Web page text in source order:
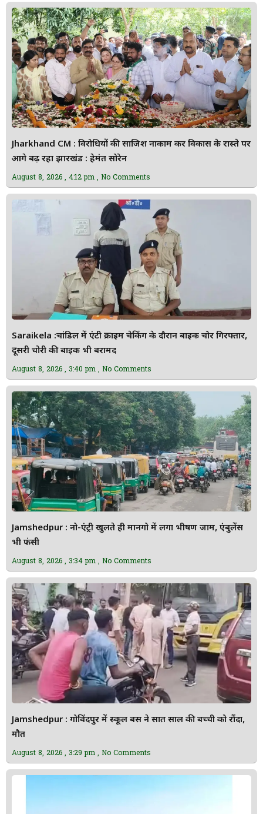
Jharkhand CM : विरोधियों की साजिश नाकाम कर विकास के रास्ते पर
आगे बढ़ रहा झारखंड : हेमंत सोरेन
August 8, 2026 4:12 pm No Comments
Saraikela :चांडिल में एंटी क्राइम चेकिंग के दौरान बाइक चोर गिरफ्तार,
दूसरी चोरी की बाइक भी बरामद
August 8, 2026 3:40 pm No Comments
Jamshedpur : नो-एंट्री खुलते ही मानगो में लगा भीषण जाम, एंबुलेंस
भी फंसी
August 8, 2026 3:34 pm No Comments
Jamshedpur : गोविंदपुर में स्कूल बस ने सात साल की बच्ची को रौंदा,
मौत
August 8, 2026 3:29 pm No Comments